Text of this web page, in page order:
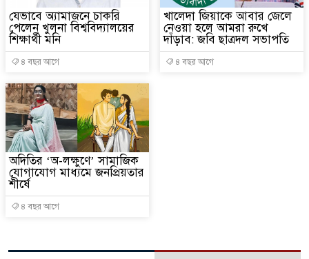
যেভাবে অ্যামাজনে চাকরি
পেলেন খুলনা বিশ্ববিদ্যালয়ের
শিক্ষার্থী মনি
৪ বছর আগে
খালেদা জিয়াকে আবার জেলে
নেওয়া হলে আমরা রুখে
দাঁড়াব: জবি ছাত্রদল সভাপতি
৪ বছর আগে
অদিতির ‘অ-লক্ষুণে’ সামাজিক
যোগাযোগ মাধ্যমে জনপ্রিয়তার
শীর্ষে
৪ বছর আগে